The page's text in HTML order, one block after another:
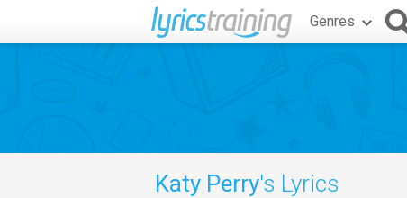
Genres
Katy Perry's Lyrics